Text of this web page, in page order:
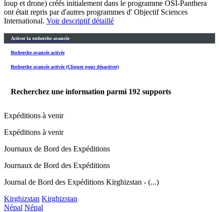
loup et drone) créés initialement dans le programme OSI-Panthera
ont était repris par d'autres programmes d' Objectif Sciences
International. Voir descriptif détaillé
Activer la recherche avancée
Recherche avancée activée
Recherche avancée activée (Cliquer pour désactiver)
Recherchez une information parmi 192 supports
Expéditions à venir
Expéditions à venir
Journaux de Bord des Expéditions
Journaux de Bord des Expéditions
Journal de Bord des Expéditions Kirghizstan - (...)
Kirghizstan Kirghizstan
Népal Népal